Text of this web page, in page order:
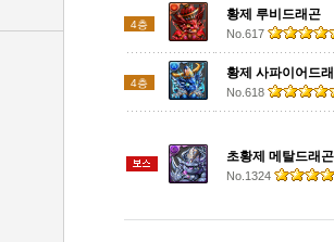
4층
황제 루비드래곤
No.617
4층
황제 사파이어드
No.618
초황제 메탈드래곤
No.1324